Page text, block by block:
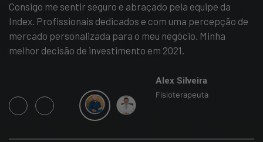
Consigo me sentir seguro e abraçado pela equipe da
Index. Profissionais dedicados e com uma percepção de
mercado personalizada para o meu negócio. Minha
melhor decisão de investimento em 2021.
Alex Silveira
Fisioterapeuta